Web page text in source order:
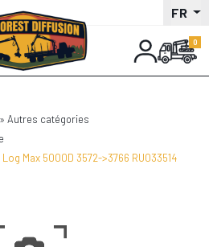
FR
Autres catégories
Max 5000D 3572->3766 RU033514